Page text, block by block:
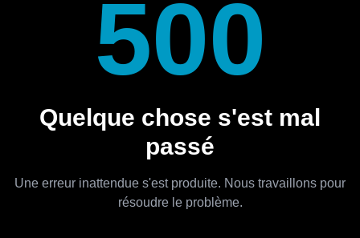
500
Quelque chose s'est mal
passé
Une erreur inattendue s'est produite. Nous travaillons pour
résoudre le problème.